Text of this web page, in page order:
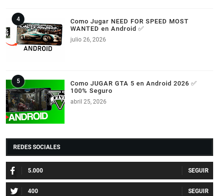
Como Jugar NEED FOR SPEED MOST
WANTED en Android ✅
julio 26, 2026
Como JUGAR GTA 5 en Android 2026 ✅
100% Seguro
abril 25, 2026
REDES SOCIALES
5.000
400